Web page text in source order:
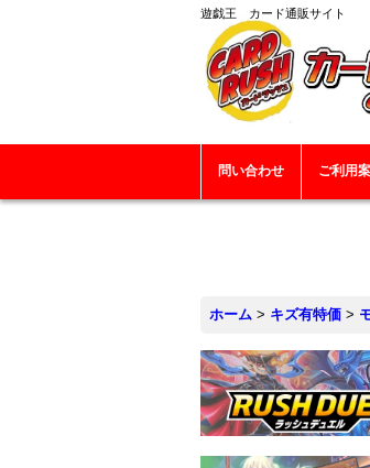
遊戯王 カード通販サイト
問い合わせ ご利用
ホーム > キズ有特価 >